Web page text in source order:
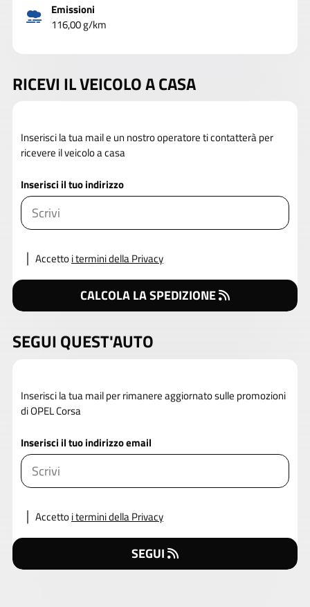
Emissioni
116,00 g/km
RICEVI IL VEICOLO A CASA
Inserisci la tua mail e un nostro operatore ti contatterà per
ricevere il veicolo a casa
Inserisci il tuo indirizzo
Accettoi termini della Privacy
CALCOLA LA SPEDIZIONE
SEGUI QUEST'AUTO
Inserisci la tua mail per rimanere aggiornato sulle promozioni
di OPEL Corsa
Inserisci il tuo indirizzo email
Accettoi termini della Privacy
SEGUI